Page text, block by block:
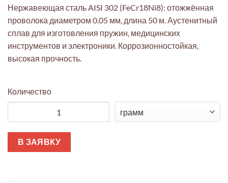
Нержавеющая сталь AISI 302 (FeCr18Ni8): отожжённая
проволока диаметром 0.05 мм, длина 50 м. Аустенитный
сплав для изготовления пружин, медицинских
инструментов и электроники. Коррозионностойкая,
высокая прочность.
Количество
В ЗАЯВКУ